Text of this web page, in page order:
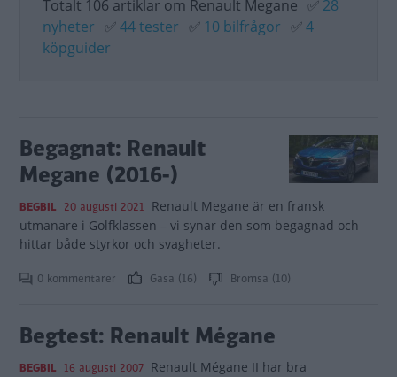
Totalt 106 artiklar om Renault Megane ✅ 28
nyheter ✅44 tester ✅ 10 bilfrågor ✅4
köpguider
Begagnat: Renault
Megane (2016-)
BEGBIL 20 augusti 2021 Renault Megane är en fransk
utmanare i Golfklassen – vi synar den som begagnad och
hittar både styrkor och svagheter.
0 kommentarer Gasa (16) Bromsa (10)
Begtest: Renault Mégane
BEGBIL 16 augusti 2007 Renault Mégane II har bra